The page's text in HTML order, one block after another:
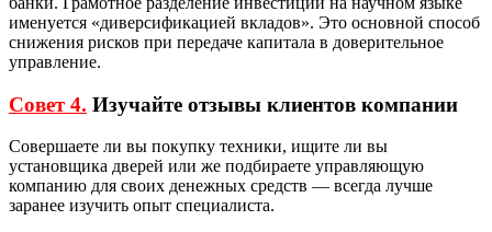
именуется «диверсификацией вкладов». Это основной способ
снижения рисков при передаче капитала в доверительное
управление.
Совет 4. Изучайте отзывы клиентов компании
Совершаете ли вы покупку техники, ищите ли вы
установщика дверей или же подбираете управляющую
компанию для своих денежных средств — всегда лучше
заранее изучить опыт специалиста.